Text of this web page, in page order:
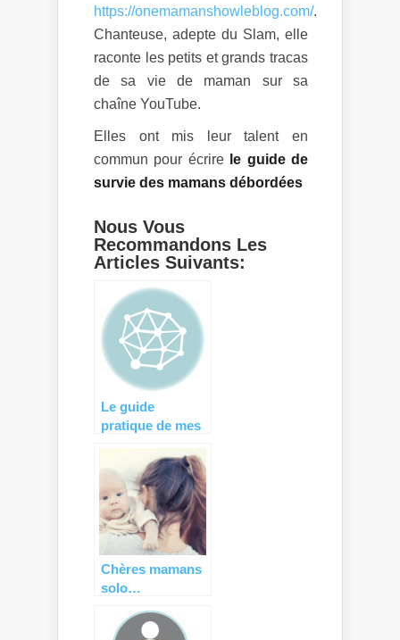
https://onemamanshowleblog.com/.
Chanteuse, adepte du Slam, elle
raconte les petits et grands tracas
de sa vie de maman sur sa
chaîne YouTube.
Elles ont mis leur talent en
commun pour écrirele guide de
survie des mamans débordées
Nous Vous
Recommandons Les
Articles Suivants:
Le guide
pratique de mes
offrir à toutes
ses copines
enceintes !
Chères mamans
solo…